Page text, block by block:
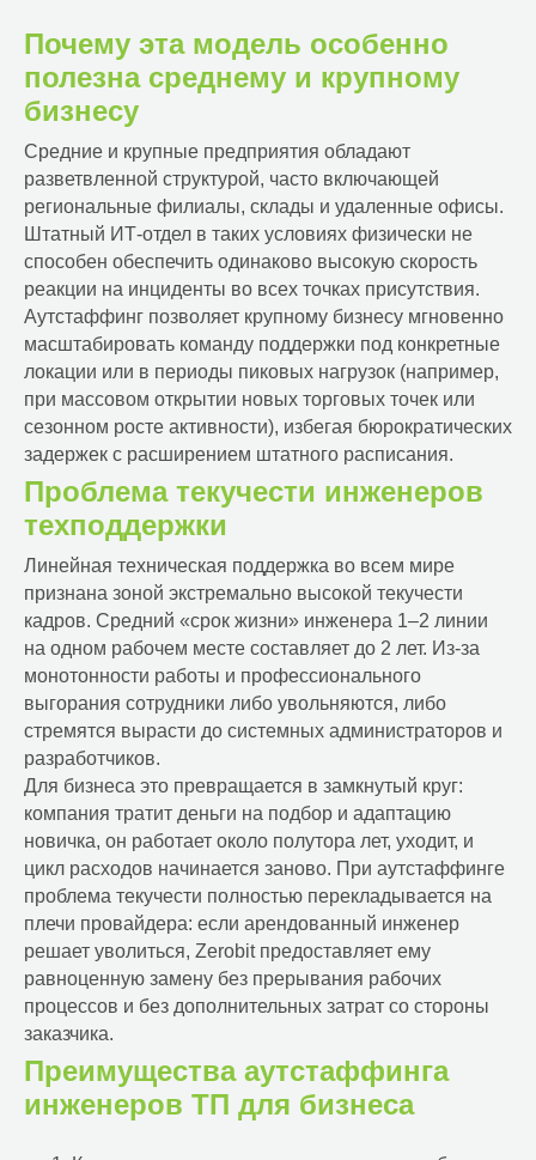
Почему эта модель особенно
полезна среднему и крупному
бизнесу
Средние и крупные предприятия обладают
разветвленной структурой, часто включающей
региональные филиалы, склады и удаленные офисы.
Штатный ИТ-отдел в таких условиях физически не
способен обеспечить одинаково высокую скорость
реакции на инциденты во всех точках присутствия.
Аутстаффинг позволяет крупному бизнесу мгновенно
масштабировать команду поддержки под конкретные
локации или в периоды пиковых нагрузок (например,
при массовом открытии новых торговых точек или
сезонном росте активности), избегая бюрократических
задержек с расширением штатного расписания.
Проблема текучести инженеров
техподдержки
Линейная техническая поддержка во всем мире
признана зоной экстремально высокой текучести
кадров. Средний «срок жизни» инженера 1–2 линии
на одном рабочем месте составляет до 2 лет. Из-за
монотонности работы и профессионального
выгорания сотрудники либо увольняются, либо
стремятся вырасти до системных администраторов и
разработчиков.
Для бизнеса это превращается в замкнутый круг:
компания тратит деньги на подбор и адаптацию
новичка, он работает около полутора лет, уходит, и
цикл расходов начинается заново. При аутстаффинге
проблема текучести полностью перекладывается на
плечи провайдера: если арендованный инженер
решает уволиться, Zerobit предоставляет ему
равноценную замену без прерывания рабочих
процессов и без дополнительных затрат со стороны
заказчика.
Преимущества аутстаффинга
инженеров ТП для бизнеса